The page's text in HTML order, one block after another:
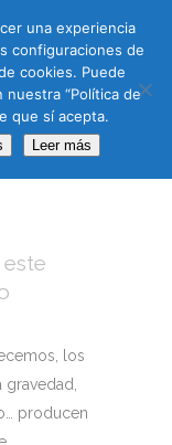
este
los
producen
una experiencia
configuraciones de
cookies. Puede
nuestra “Política de
que sí acepta.
Leer más